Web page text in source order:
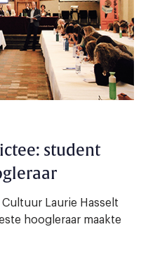
student
Laurie Hasselt
hoogleraar maakte